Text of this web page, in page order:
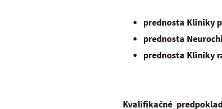
prednosta Kliniky
prednosta
prednosta Kliniky
Kvalifikačné